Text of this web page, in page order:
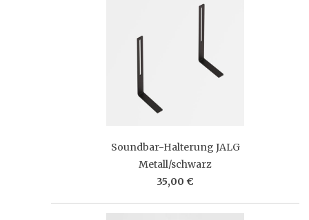
Soundbar-Halterung JALG
Metall/schwarz
35,00 €